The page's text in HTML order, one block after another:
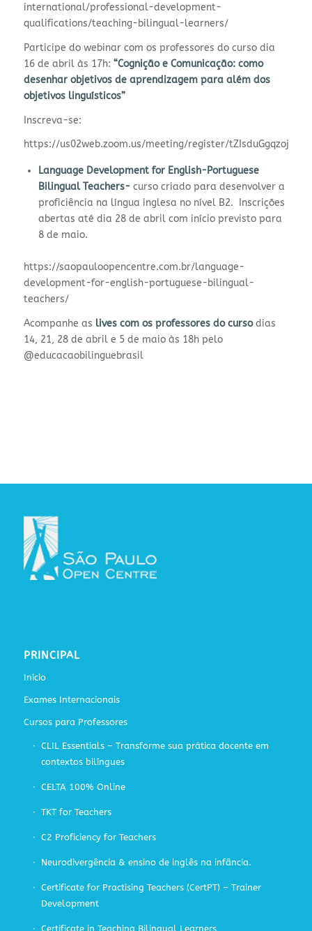
international/professional-development-
qualifications/teaching-bilingual-learners/
Participe do webinar com os professores do curso dia
16 de abril às 17h: “Cognição e Comunicação: como
desenhar objetivos de aprendizagem para além dos
objetivos linguísticos”
Inscreva-se:
https://us02web.zoom.us/meeting/register/
Language Development for English-Portuguese
Bilingual Teachers- curso criado para desenvolver a
proficiência na língua inglesa no nível B2. Inscrições
abertas até dia 28 de abril com início previsto para
8 de maio.
https://saopauloopencentre.com.br/language-
development-for-english-portuguese-bilingual-
teachers/
Acompanhe as lives com os professores do cursodias
14, 21, 28 de abril e 5 de maio às 18h pelo
@educacaobilinguebrasil
PRINCIPAL
Início
Exames Internacionais
Cursos para Professores
CLIL Essentials – Transforme sua prática docente em
contextos bilíngues
CELTA 100% Online
TKT for Teachers
C2 Proficiency for Teachers
Neurodivergência & ensino de inglês na infância.
Certificate for Practising Teachers (CertPT) – Trainer
Development
Certificate in Teaching Bilingual Learners